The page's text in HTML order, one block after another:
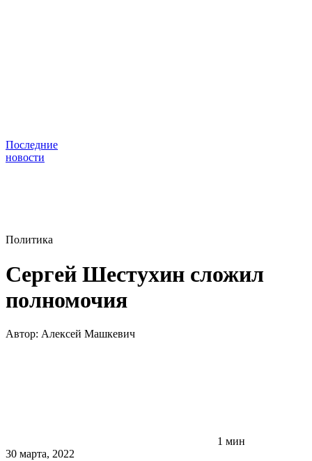
Последние
новости
Политика
Сергей Шестухин сложил
полномочия
Автор: Алексей Машкевич
1 мин
30 марта, 2022